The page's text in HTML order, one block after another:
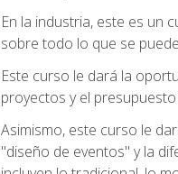
En la industria, este es un
sobre todo lo que se
Este curso le dará la
proyectos y el
Asimismo, este curso le
"diseño de eventos" y la